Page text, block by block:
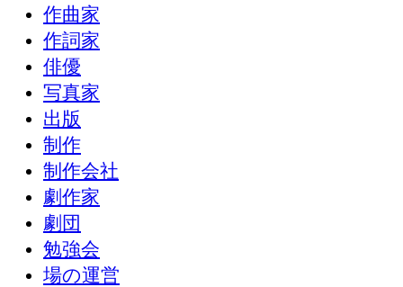
作曲家
作詞家
俳優
写真家
出版
制作
制作会社
劇作家
劇団
勉強会
場の運営